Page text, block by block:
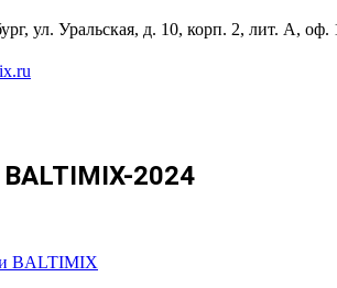
ул. Уральская, д. 10, корп. 2, лит. А, оф.
2024
BALTIMIX